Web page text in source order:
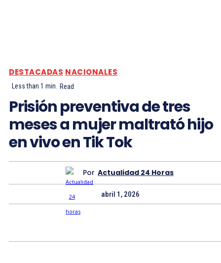
DESTACADAS NACIONALES
Less than 1 min. Read
Prisión preventiva de tres
meses a mujer maltrató hijo
en vivo en Tik Tok
Por Actualidad 24 Horas
abril 1, 2026